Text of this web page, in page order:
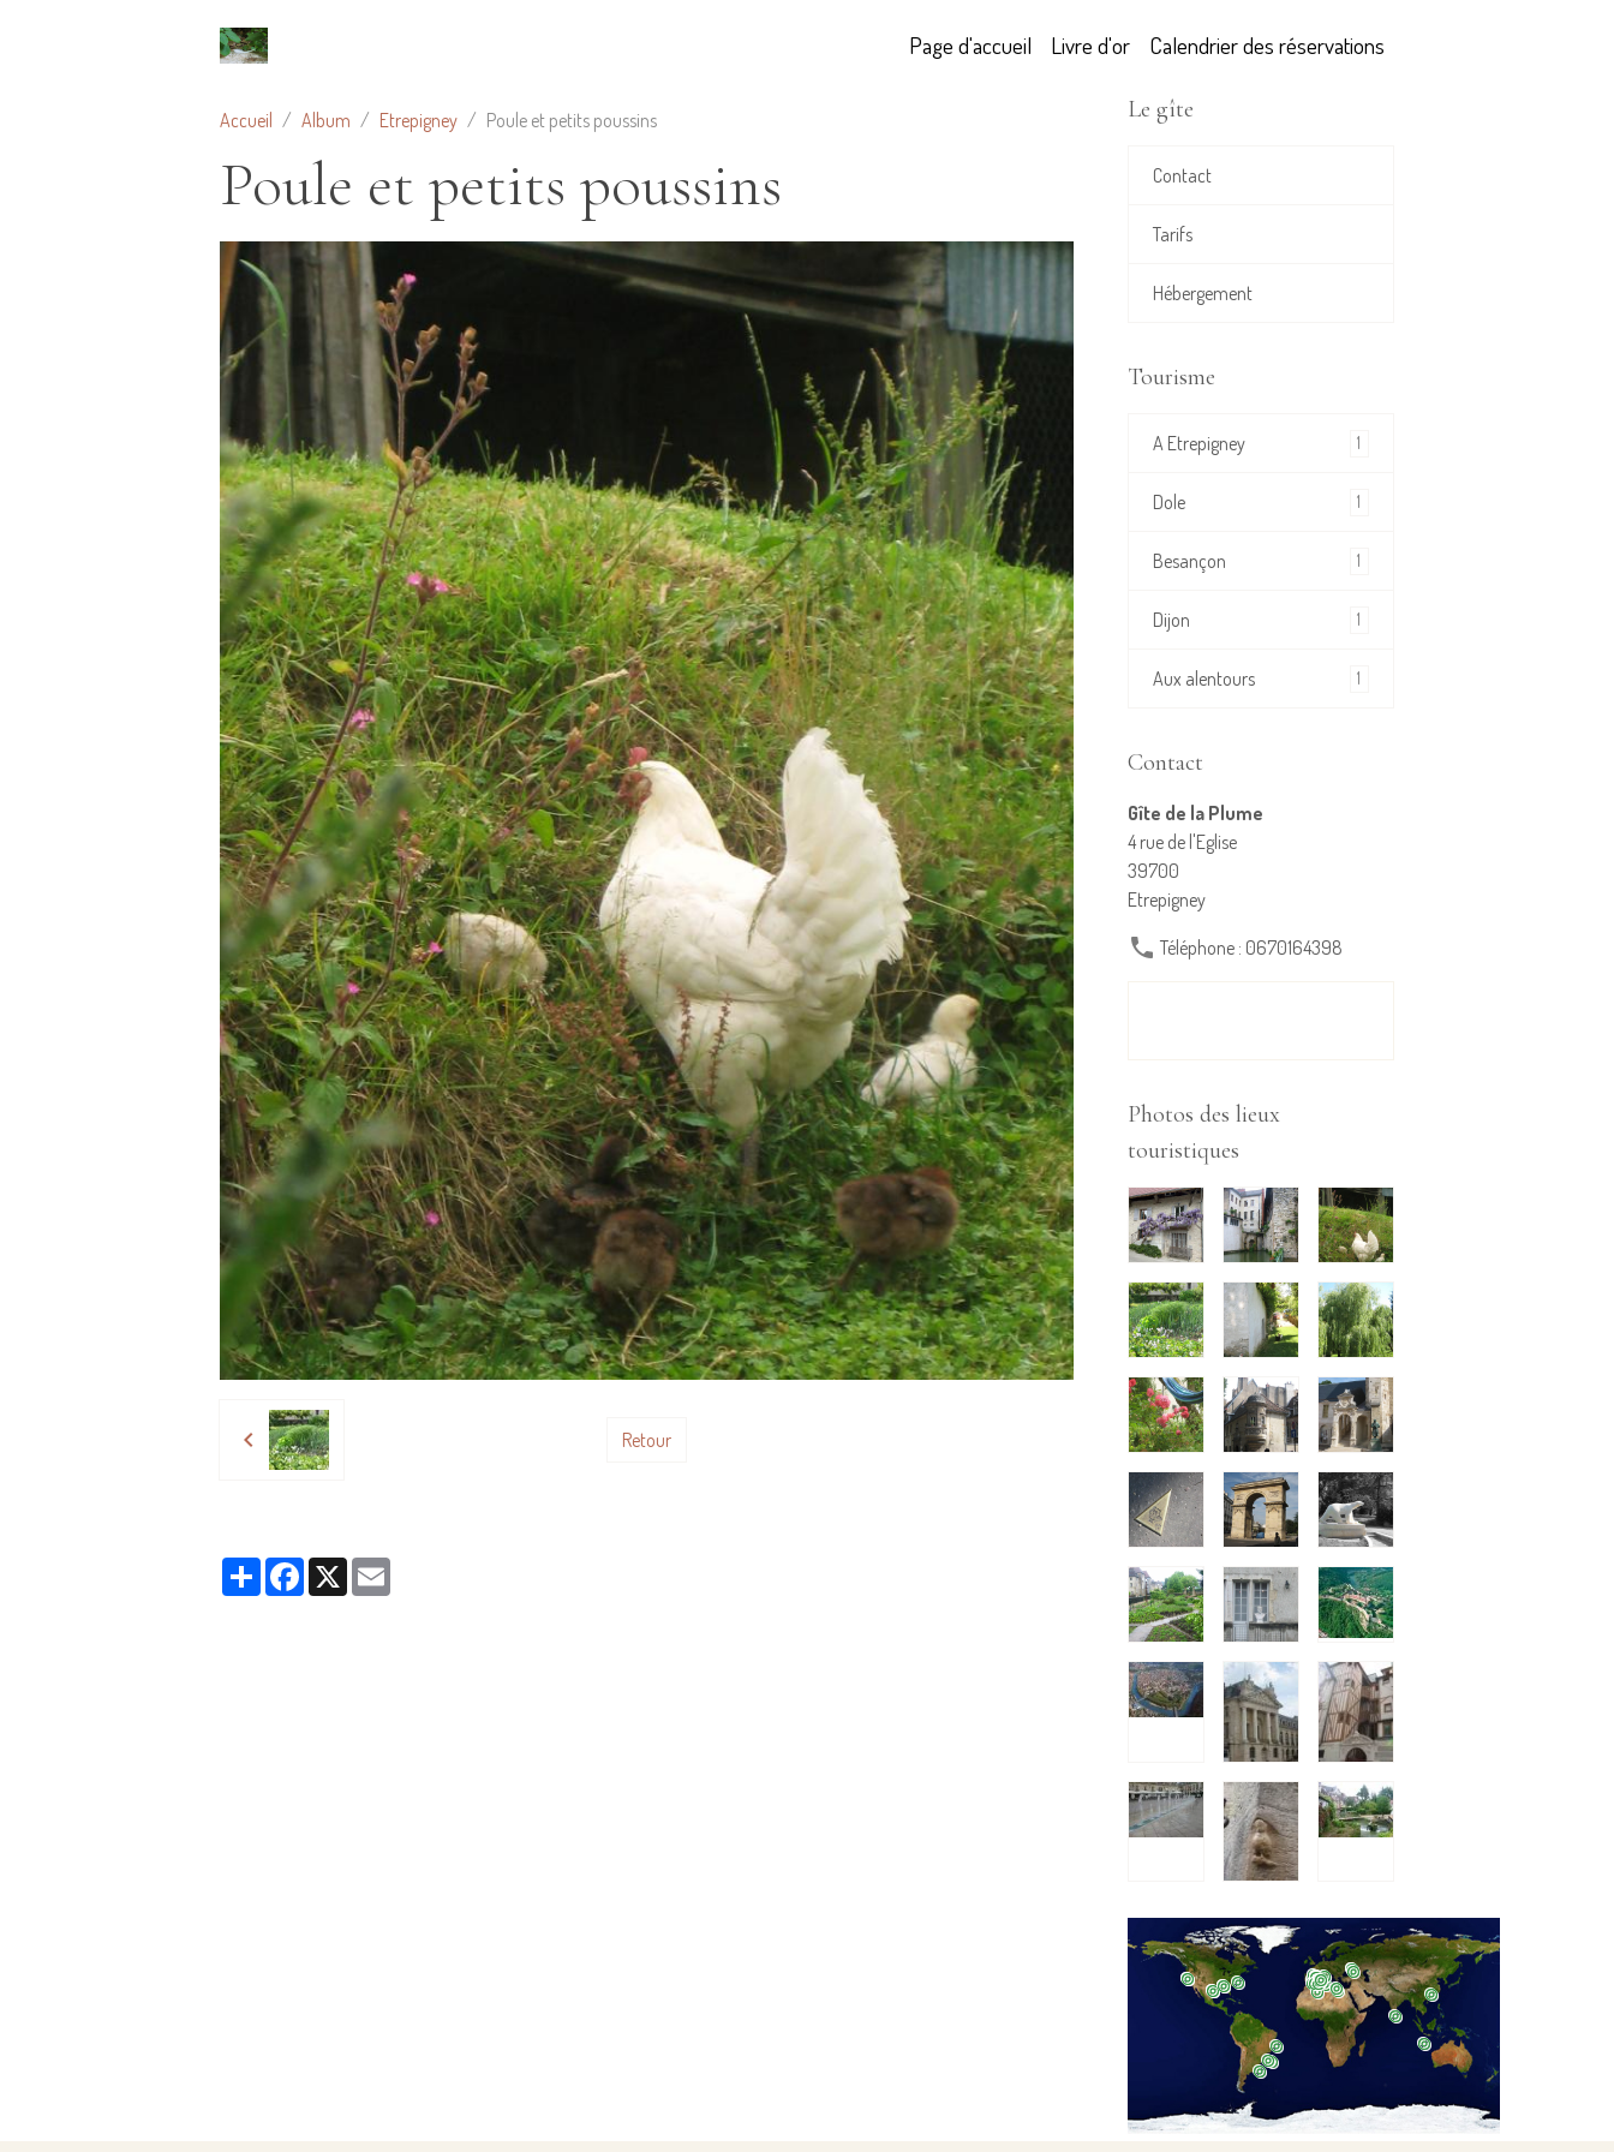
Page d'accueil Livre d'or Calendrier des réservations
Accueil Album Etrepigney Poule et petits poussins
Poule et petits poussins
Retour
PartagerFacebook
X
Le gîte
Contact
Tarifs
Hébergement
Tourisme
A Etrepigney 1
Dole 1
Besançon 1
Dijon 1
Aux alentours 1
Contact
Gîte de la Plume
4 rue de l'Eglise
39700
Etrepigney
Téléphone : 0670164398
Photos des lieux
touristiques